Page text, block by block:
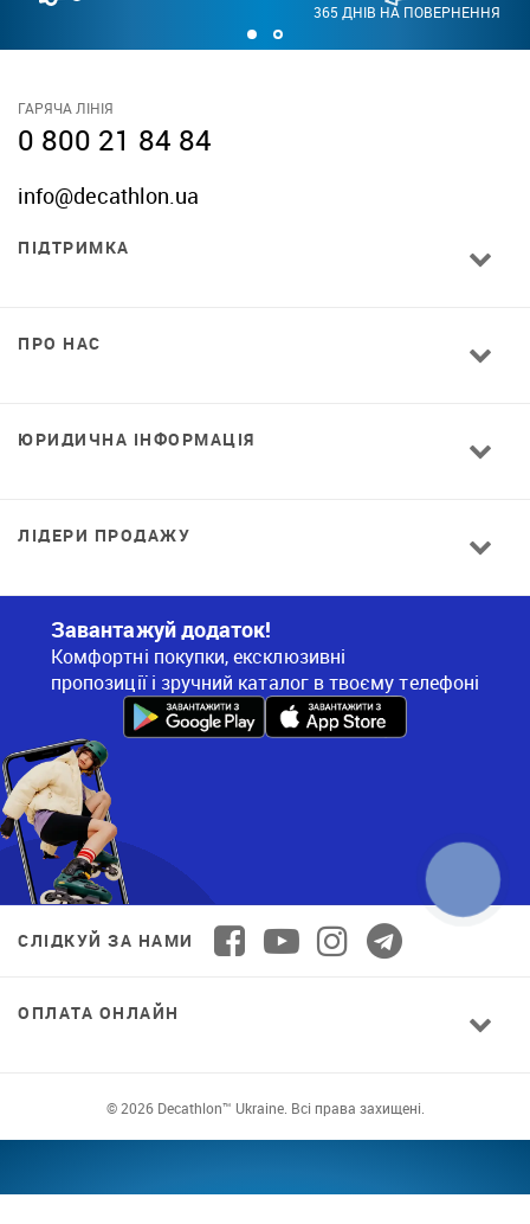
365 ДНІВ НА ПОВЕРНЕННЯ
ГАРЯЧА ЛІНІЯ
0 800 21 84 84
info@decathlon.ua
ПІДТРИМКА
ПРО НАС
ЮРИДИЧНА ІНФОРМАЦІЯ
ЛІДЕРИ ПРОДАЖУ
Завантажуй додаток!
Комфортні покупки, ексклюзивні
пропозиції і зручний каталог в твоєму телефоні
СЛІДКУЙ ЗА НАМИ
ОПЛАТА ОНЛАЙН
© 2026 Decathlon™ Ukraine. Всі права захищені.
СПОРТ ДЛЯ ВСІХ: ЯКІСТЬ ВІД НОВАЧКА ДО